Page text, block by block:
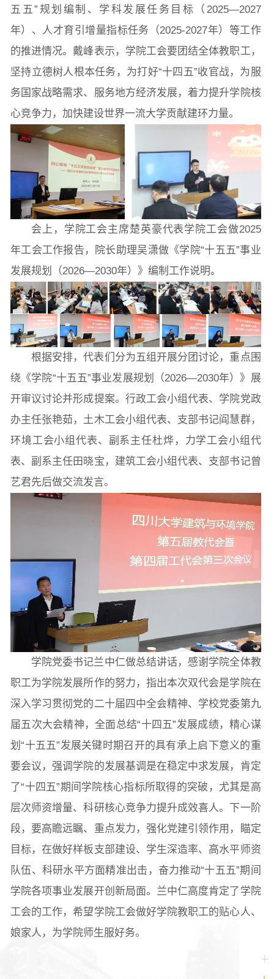
五五”规划编制、学科发展任务目标（2025—2027
年）、人才育引增量指标任务（2025-2027年）等工作
的推进情况。戴峰表示，学院工会要团结全体教职工，
坚持立德树人根本任务，为打好“十四五”收官战，为服
务国家战略需求、服务地方经济发展，着力提升学院核
心竞争力，加快建设世界一流大学贡献建环力量。
会上，学院工会主席楚英豪代表学院工会做2025
年工会工作报告，院长助理吴潇做《学院“十五五”事业
发展规划（2026—2030年）》编制工作说明。
根据安排，代表们分为五组开展分团讨论，重点围
绕《学院“十五五”事业发展规划（2026—2030年）》展
开审议讨论并形成提案。行政工会小组代表、学院党政
办主任张艳茹，土木工会小组代表、支部书记阎慧群，
环境工会小组代表、副系主任杜烨，力学工会小组代
表、副系主任田晓宝，建筑工会小组代表、支部书记曾
艺君先后做交流发言。
学院党委书记兰中仁做总结讲话，感谢学院全体教
职工为学院发展所作的努力，指出本次双代会是学院在
深入学习贯彻党的二十届四中全会精神、学校党委第九
届五次大会精神，全面总结“十四五”发展成绩，精心谋
划“十五五”发展关键时期召开的具有承上启下意义的重
要会议，强调学院的发展基调是在稳定中求发展，肯定
了“十四五”期间学院核心指标所取得的突破，尤其是高
层次师资增量、科研核心竞争力提升成效喜人。下一阶
段，要高瞻远瞩、重点发力，强化党建引领作用，瞄定
目标，在做好样板支部建设、学生深造率、高水平师资
队伍、科研水平方面精准出击，奋力推动“十五五”期间
学院各项事业发展开创新局面。兰中仁高度肯定了学院
工会的工作，希望学院工会做好学院教职工的贴心人、
娘家人，为学院师生服好务。